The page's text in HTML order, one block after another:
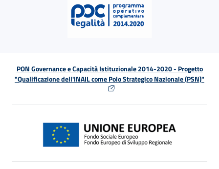
PON Governance e Capacità Istituzionale 2014-2020 - Progetto
"Qualificazione dell'INAIL come Polo Strategico Nazionale (PSN)"